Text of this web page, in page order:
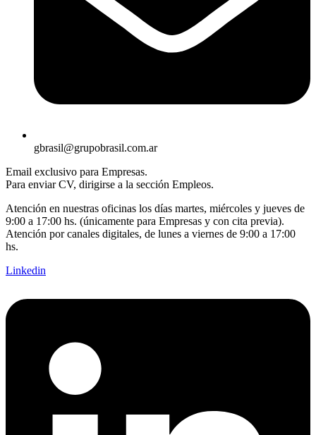
gbrasil@grupobrasil.com.ar
Email exclusivo para Empresas.
Para enviar CV, dirigirse a la sección Empleos.
Atención en nuestras oficinas los días martes, miércoles y jueves de
9:00 a 17:00 hs. (únicamente para Empresas y con cita previa).
Atención por canales digitales, de lunes a viernes de 9:00 a 17:00
hs.
Linkedin